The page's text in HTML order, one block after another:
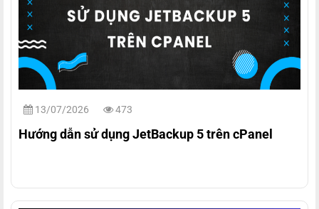
13/07/2026 473
Hướng dẫn sử dụng JetBackup 5 trên cPanel